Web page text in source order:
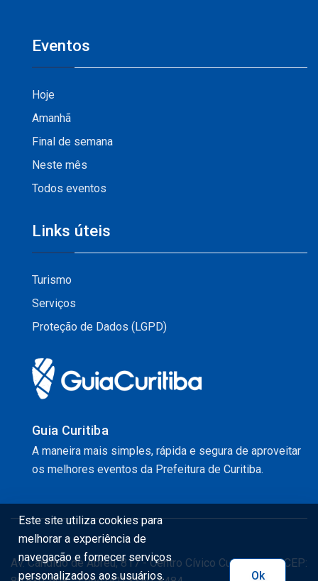
Este site utiliza cookies para
melhorar a experiência de
navegação e fornecer serviços
personalizados aos usuários.
Ok
Eventos
Hoje
Amanhã
Final de semana
Neste mês
Todos eventos
Links úteis
Turismo
Serviços
Proteção de Dados (LGPD)
Guia Curitiba
A maneira mais simples, rápida e segura de aproveitar
os melhores eventos da Prefeitura de Curitiba.
Av. Cândido de Abreu, 817 - Centro Cívico Curitiba - PR CEP: